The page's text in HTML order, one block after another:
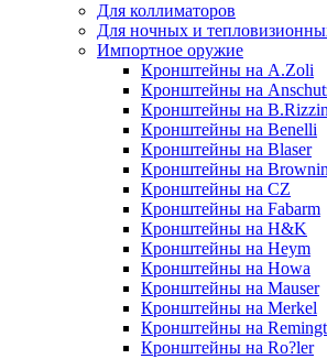
Для коллиматоров
Для ночных и
Импортное оружие
Кронштейны на A.Zoli
Кронштейны на
Кронштейны на
Кронштейны на Benelli
Кронштейны на Blaser
Кронштейны на
Кронштейны на CZ
Кронштейны на Fabarm
Кронштейны на H&K
Кронштейны на Heym
Кронштейны на Howa
Кронштейны на Mauser
Кронштейны на Merkel
Кронштейны на
Кронштейны на Ro?ler